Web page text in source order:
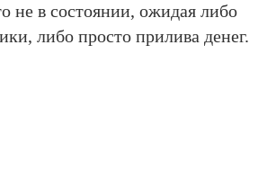
не в состоянии, ожидая либо
либо просто прилива денег.